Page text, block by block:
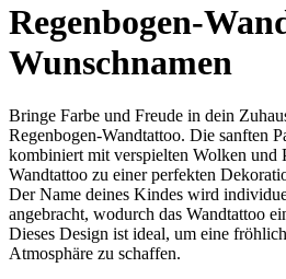
Regenbogen-
Wunschnamen
Bringe Farbe und Freude in dein
Regenbogen-Wandtattoo. Die sanften
kombiniert mit verspielten Wolken und
Wandtattoo zu einer perfekten
Der Name deines Kindes wird
angebracht, wodurch das Wandtattoo
Dieses Design ist ideal, um eine
Atmosphäre zu schaffen.